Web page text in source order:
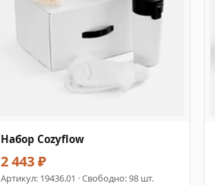
Набор Cozyflow
2 443 ₽
Артикул: 19436.01 · Свободно: 98 шт.